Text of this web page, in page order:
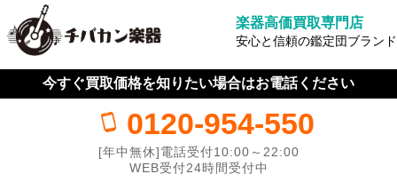
楽器高価買取専門店
安心と信頼の鑑定団ブランド
今すぐ買取価格を知りたい場合はお電話ください
0120-954-550
[年中無休]電話受付10:00～22:00
WEB受付24時間受付中